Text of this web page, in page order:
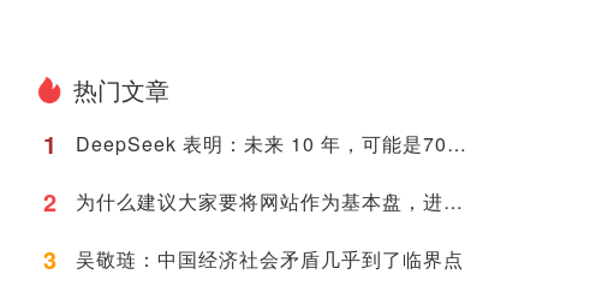
热门文章
1
DeepSeek 表明：未来 10 年，可能是70后80后最艰难的10 年
2 为什么建议大家要将网站作为基本盘，进来看看是否有道理再喷
3 吴敬琏：中国经济社会矛盾几乎到了临界点